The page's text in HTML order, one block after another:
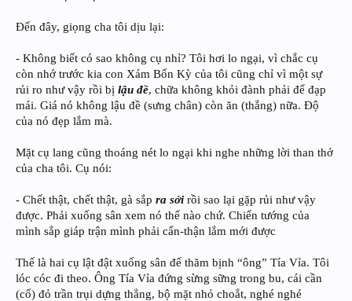
Đến đây, giọng cha tôi dịu lại:
- Không biết có sao không cụ nhỉ? Tôi hơi lo ngại, vì chắc cụ
còn nhớ trước kia con Xám Bốn Kỳ của tôi cũng chỉ vì một sự
rủi ro như vậy rồi bị lậu đề, chữa không khỏi đành phải để đạp
mái. Giá nó không lậu đề (sưng chân) còn ăn (thắng) nữa. Độ
của nó đẹp lắm mà.
Mặt cụ lang cũng thoáng nét lo ngại khi nghe những lời than thở
của cha tôi. Cụ nói:
- Chết thật, chết thật, gà sắp ra sới rồi sao lại gặp rủi như vậy
được. Phải xuống sân xem nó thế nào chứ. Chiến tướng của
mình sắp giáp trận mình phải cẩn-thận lắm mới được
Thế là hai cụ lật đật xuống sân để thăm bịnh “ông” Tía Vỉa. Tôi
lóc cóc đi theo. Ông Tía Vỉa đứng sừng sững trong bu, cái cần
(cổ) đỏ trần trụi dựng thẳng, bộ mặt nhỏ choắt, nghé nghé